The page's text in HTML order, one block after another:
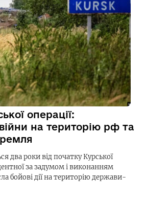
операції:
на територію рф та
два роки від початку Курської
за задумом і виконанням
бойові дії на територію держави-